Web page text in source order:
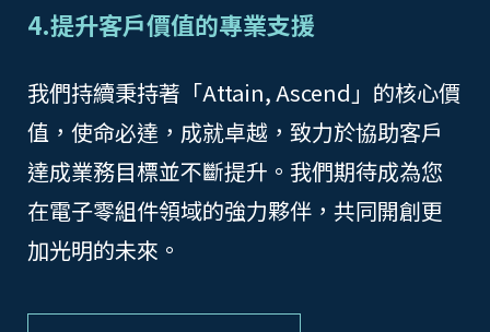
4.提升客戶價值的專業支援
我們持續秉持著「Attain, Ascend」的核心價
值，使命必達，成就卓越，致力於協助客戶
達成業務目標並不斷提升。我們期待成為您
在電子零組件領域的強力夥伴，共同開創更
加光明的未來。